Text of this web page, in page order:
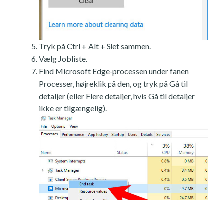
Tryk på Ctrl + Alt + Slet sammen.
Vælg Jobliste.
Find Microsoft Edge-processen under fanen
Processer, højreklik på den, og tryk på Gå til
detaljer (eller Flere detaljer, hvis Gå til detaljer
ikke er tilgængelig).